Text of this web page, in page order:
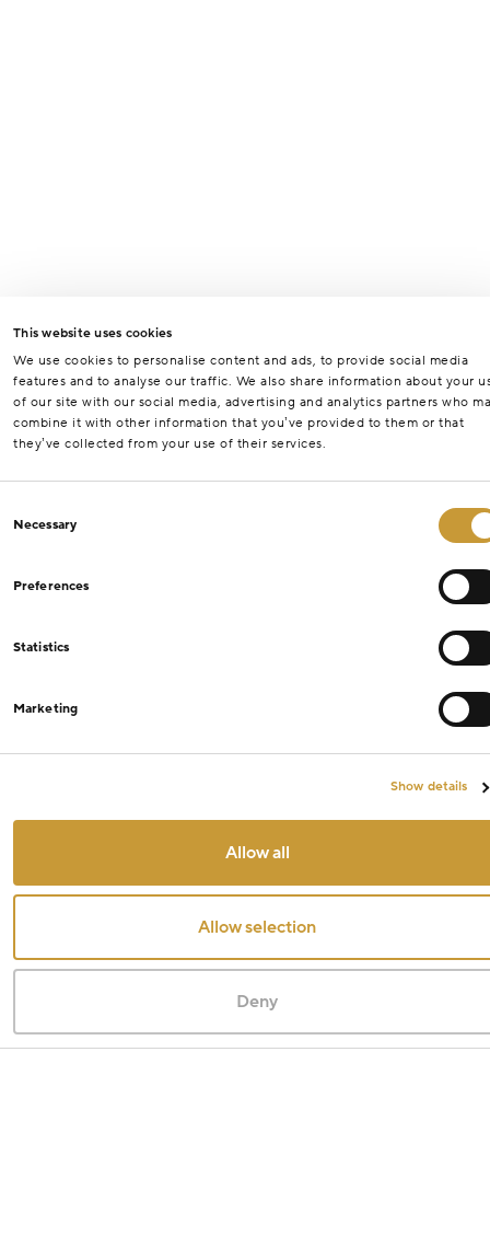
This website uses cookies
We use cookies to personalise content and ads, to provide social media
features and to analyse our traffic. We also share information about your
of our site with our social media, advertising and analytics partners who
combine it with other information that you’ve provided to them or that
they’ve collected from your use of their services.
Selection
Necessary
Preferences
Statistics
Marketing
Show details
Allow all
Allow selection
Deny